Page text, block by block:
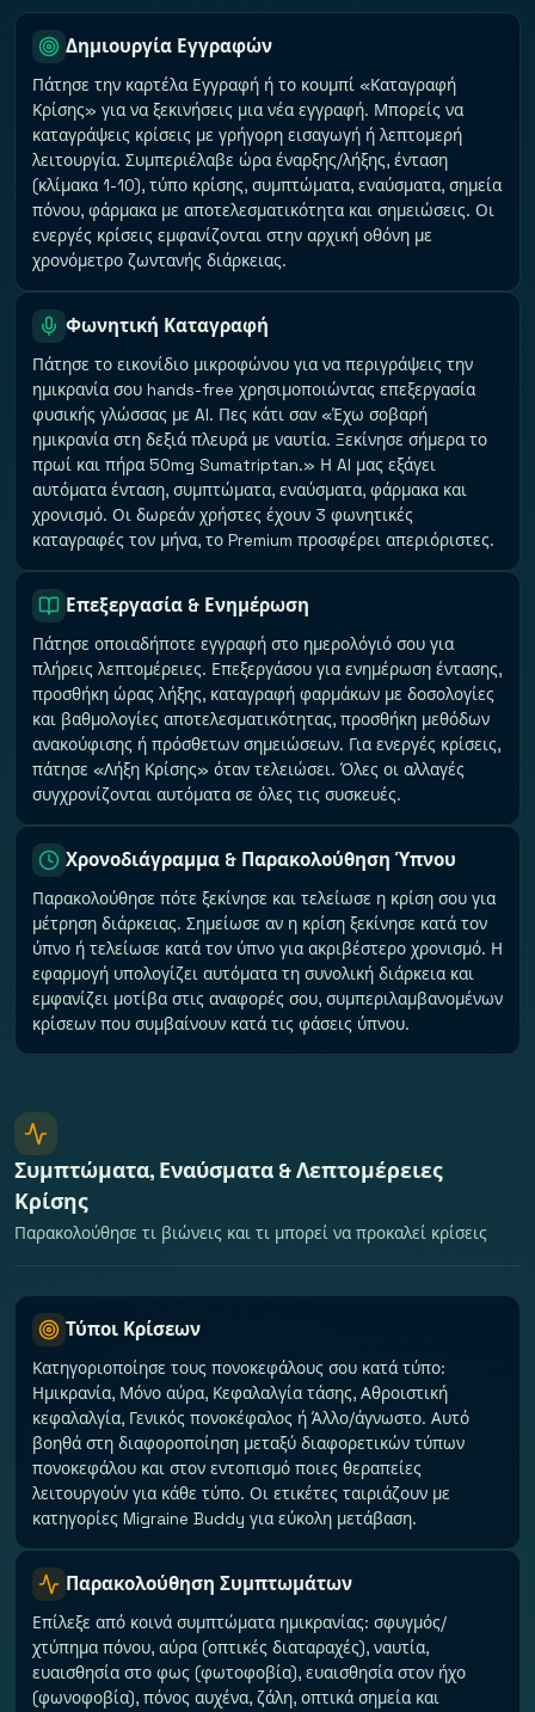
Δημιουργία Εγγραφών
Πάτησε την καρτέλα Εγγραφή ή το κουμπί «Καταγραφή
Κρίσης» για να ξεκινήσεις μια νέα εγγραφή. Μπορείς να
καταγράψεις κρίσεις με γρήγορη εισαγωγή ή λεπτομερή
λειτουργία. Συμπεριέλαβε ώρα έναρξης/λήξης, ένταση
(κλίμακα 1-10), τύπο κρίσης, συμπτώματα, εναύσματα, σημεία
πόνου, φάρμακα με αποτελεσματικότητα και σημειώσεις. Οι
ενεργές κρίσεις εμφανίζονται στην αρχική οθόνη με
χρονόμετρο ζωντανής διάρκειας.
Φωνητική Καταγραφή
Πάτησε το εικονίδιο μικροφώνου για να περιγράψεις την
ημικρανία σου hands-free χρησιμοποιώντας επεξεργασία
φυσικής γλώσσας με AI. Πες κάτι σαν «Έχω σοβαρή
ημικρανία στη δεξιά πλευρά με ναυτία. Ξεκίνησε σήμερα το
πρωί και πήρα 50mg Sumatriptan.» Η AI μας εξάγει
αυτόματα ένταση, συμπτώματα, εναύσματα, φάρμακα και
χρονισμό. Οι δωρεάν χρήστες έχουν 3 φωνητικές
καταγραφές τον μήνα, το Premium προσφέρει απεριόριστες.
Επεξεργασία & Ενημέρωση
Πάτησε οποιαδήποτε εγγραφή στο ημερολόγιό σου για
πλήρεις λεπτομέρειες. Επεξεργάσου για ενημέρωση έντασης,
προσθήκη ώρας λήξης, καταγραφή φαρμάκων με δοσολογίες
και βαθμολογίες αποτελεσματικότητας, προσθήκη μεθόδων
ανακούφισης ή πρόσθετων σημειώσεων. Για ενεργές κρίσεις,
πάτησε «Λήξη Κρίσης» όταν τελειώσει. Όλες οι αλλαγές
συγχρονίζονται αυτόματα σε όλες τις συσκευές.
Χρονοδιάγραμμα & Παρακολούθηση Ύπνου
Παρακολούθησε πότε ξεκίνησε και τελείωσε η κρίση σου για
μέτρηση διάρκειας. Σημείωσε αν η κρίση ξεκίνησε κατά τον
ύπνο ή τελείωσε κατά τον ύπνο για ακριβέστερο χρονισμό. Η
εφαρμογή υπολογίζει αυτόματα τη συνολική διάρκεια και
εμφανίζει μοτίβα στις αναφορές σου, συμπεριλαμβανομένων
κρίσεων που συμβαίνουν κατά τις φάσεις ύπνου.
Συμπτώματα, Εναύσματα & Λεπτομέρειες
Κρίσης
Παρακολούθησε τι βιώνεις και τι μπορεί να προκαλεί κρίσεις
Τύποι Κρίσεων
Κατηγοριοποίησε τους πονοκεφάλους σου κατά τύπο:
Ημικρανία, Μόνο αύρα, Κεφαλαλγία τάσης, Αθροιστική
κεφαλαλγία, Γενικός πονοκέφαλος ή Άλλο/άγνωστο. Αυτό
βοηθά στη διαφοροποίηση μεταξύ διαφορετικών τύπων
πονοκεφάλου και στον εντοπισμό ποιες θεραπείες
λειτουργούν για κάθε τύπο. Οι ετικέτες ταιριάζουν με
κατηγορίες Migraine Buddy για εύκολη μετάβαση.
Παρακολούθηση Συμπτωμάτων
Επίλεξε από κοινά συμπτώματα ημικρανίας: σφυγμός/
χτύπημα πόνου, αύρα (οπτικές διαταραχές), ναυτία,
ευαισθησία στο φως (φωτοφοβία), ευαισθησία στον ήχο
(φωνοφοβία), πόνος αυχένα, ζάλη, οπτικά σημεία και